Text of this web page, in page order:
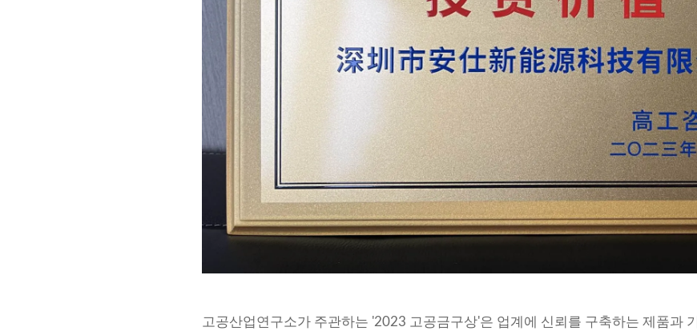
고공산업연구소가 주관하는 '2023 고공금구상'은 업계에 신뢰를 구축하는 제품과